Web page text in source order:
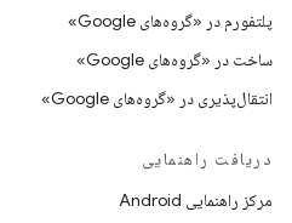
پلتفورم در «گروه‌های Google»
ساخت در «گروه‌های Google»
انتقال‌پذیری در «گروه‌های Google»
دریافت راهنمایی
مرکز راهنمایی Android